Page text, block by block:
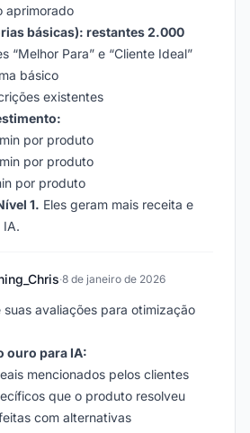
aprimorado
básicas): restantes 2.000
“Melhor Para” e “Cliente Ideal”
básico
existentes
por produto
por produto
por produto
1. Eles geram mais receita e
IA.
·8 de janeiro de 2026
suas avaliações para otimização
ouro para IA:
mencionados pelos clientes
que o produto resolveu
com alternativas